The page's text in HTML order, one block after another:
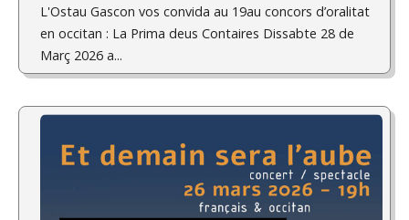
L'Ostau Gascon vos convida au 19au concors d’oralitat
en occitan : La Prima deus Contaires Dissabte 28 de
Març 2026 a...